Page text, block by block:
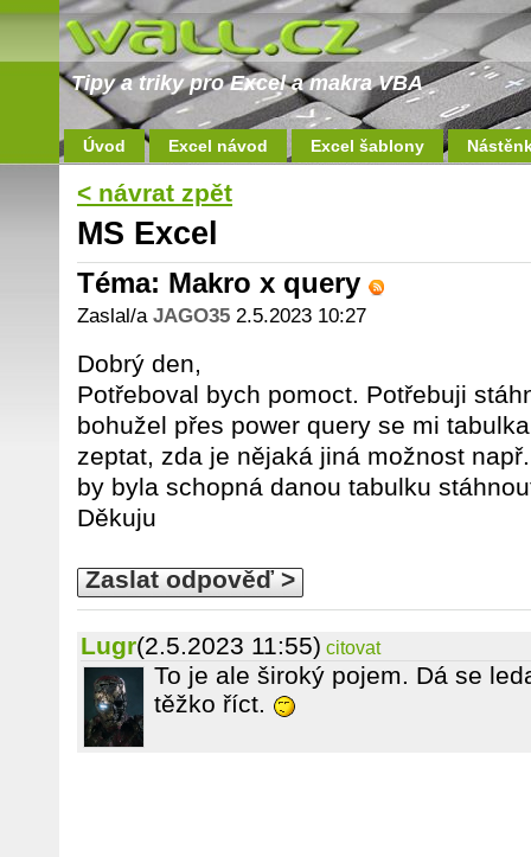
Tipy a triky pro Excel a makra VBA
Úvod Excel návod Excel šablony
< návrat zpět
MS Excel
Téma: Makro x query
Zaslal/a JAGO35 2.5.2023 10:27
Dobrý den,
Potřeboval bych pomoct. Potřebuji
bohužel přes power query se mi
zeptat, zda je nějaká jiná možnost
by byla schopná danou tabulku
Děkuju
Zaslat odpověď >
Lugr(2.5.2023 11:55) citovat
To je ale široký pojem. Dá se
těžko říct.